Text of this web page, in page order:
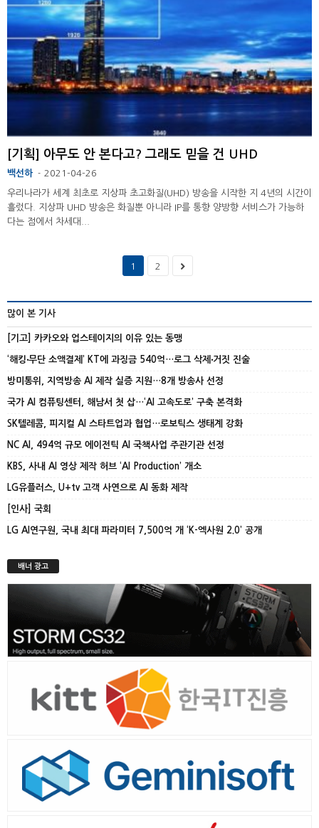
[기획] 아무도 안 본다고? 그래도 믿을 건 UHD
백선하 - 2021-04-26
우리나라가 세계 최초로 지상파 초고화질(UHD) 방송을 시작한 지 4년의 시간이
흘렀다. 지상파 UHD 방송은 화질뿐 아니라 IP를 통향 양방향 서비스가 가능하
다는 점에서 차세대...
1 2
많이 본 기사
[기고] 카카오와 업스테이지의 이유 있는 동맹
‘해킹‧무단 소액결제’ KT에 과징금 540억…로그 삭제‧거짓 진술
방미통위, 지역방송 AI 제작 실증 지원…8개 방송사 선정
국가 AI 컴퓨팅센터, 해남서 첫 삽…‘AI 고속도로’ 구축 본격화
SK텔레콤, 피지컬 AI 스타트업과 협업…로보틱스 생태계 강화
NC AI, 494억 규모 에이전틱 AI 국책사업 주관기관 선정
KBS, 사내 AI 영상 제작 허브 ‘AI Production’ 개소
LG유플러스, U+tv 고객 사연으로 AI 동화 제작
[인사] 국회
LG AI연구원, 국내 최대 파라미터 7,500억 개 ‘K-엑사원 2.0’ 공개
배너 광고